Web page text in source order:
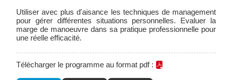
Utiliser avec plus d'aisance les techniques de management
pour gérer différentes situations personnelles. Evaluer la
marge de manoeuvre dans sa pratique professionnelle pour
une réelle efficacité.
Télécharger le programme au format pdf :